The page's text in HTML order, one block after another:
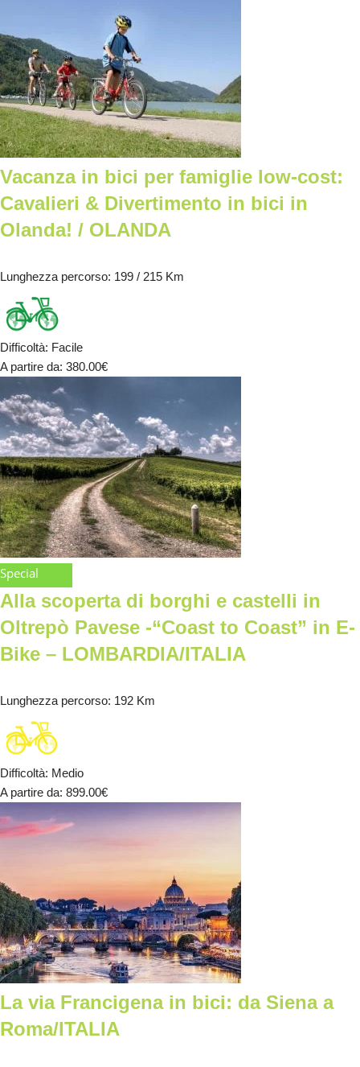
Vacanza in bici per famiglie low-cost:
Cavalieri & Divertimento in bici in
Olanda! / OLANDA
Lunghezza percorso: 199 / 215 Km
Difficoltà: Facile
A partire da: 380.00€
Special
Alla scoperta di borghi e castelli in
Oltrepò Pavese -“Coast to Coast” in E-
Bike – LOMBARDIA/ITALIA
Lunghezza percorso: 192 Km
Difficoltà: Medio
A partire da: 899.00€
La via Francigena in bici: da Siena a
Roma/ITALIA